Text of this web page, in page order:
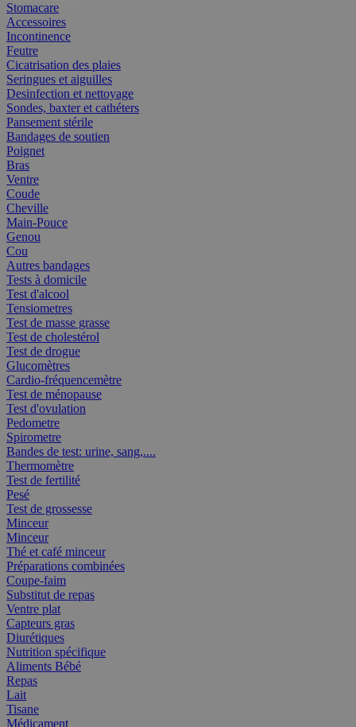
Stomacare
Accessoires
Incontinence
Feutre
Cicatrisation des plaies
Seringues et aiguilles
Desinfection et nettoyage
Sondes, baxter et cathéters
Pansement stérile
Bandages de soutien
Poignet
Bras
Ventre
Coude
Cheville
Main-Pouce
Genou
Cou
Autres bandages
Tests à domicile
Test d'alcool
Tensiometres
Test de masse grasse
Test de cholestérol
Test de drogue
Glucomètres
Cardio-fréquencemètre
Test de ménopause
Test d'ovulation
Pedometre
Spirometre
Bandes de test: urine, sang,....
Thermomètre
Test de fertilité
Pesé
Test de grossesse
Minceur
Minceur
Thé et café minceur
Préparations combinées
Coupe-faim
Substitut de repas
Ventre plat
Capteurs gras
Diurétiques
Nutrition spécifique
Aliments Bébé
Repas
Lait
Tisane
Médicament